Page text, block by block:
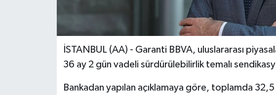
İSTANBUL (AA) - Garanti BBVA, uluslararası
36 ay 2 gün vadeli sürdürülebilirlik temalı
Bankadan yapılan açıklamaya göre, toplamda